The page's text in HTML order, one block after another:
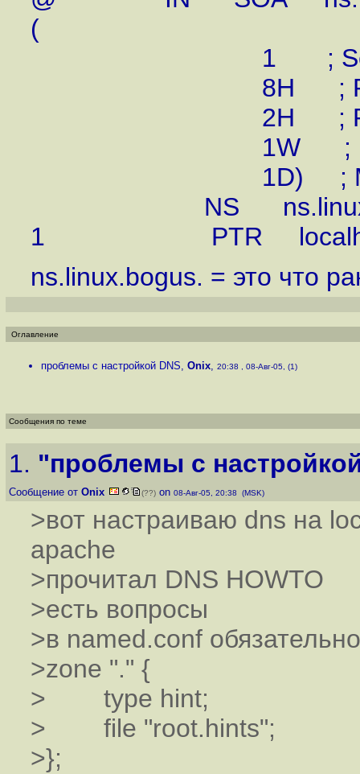
(
1 ;
8H ;
2H ;
1W ;
1D) ;
NS
1 PTR
ns.linux.bogus. = это что
Оглавление
проблемы с настройкой DNS, Onix, 20:38 , 08-Авг-05, (1)
Сообщения по теме
1. "проблемы с
Сообщение от Onix (??) on 08-Авг-05, 20:38 (MSK)
>вот настраиваю dns на
apache
>прочитал DNS HOWTO
>есть вопросы
>в named.conf
>zone "." {
> type hint;
> file "root.hints";
>};